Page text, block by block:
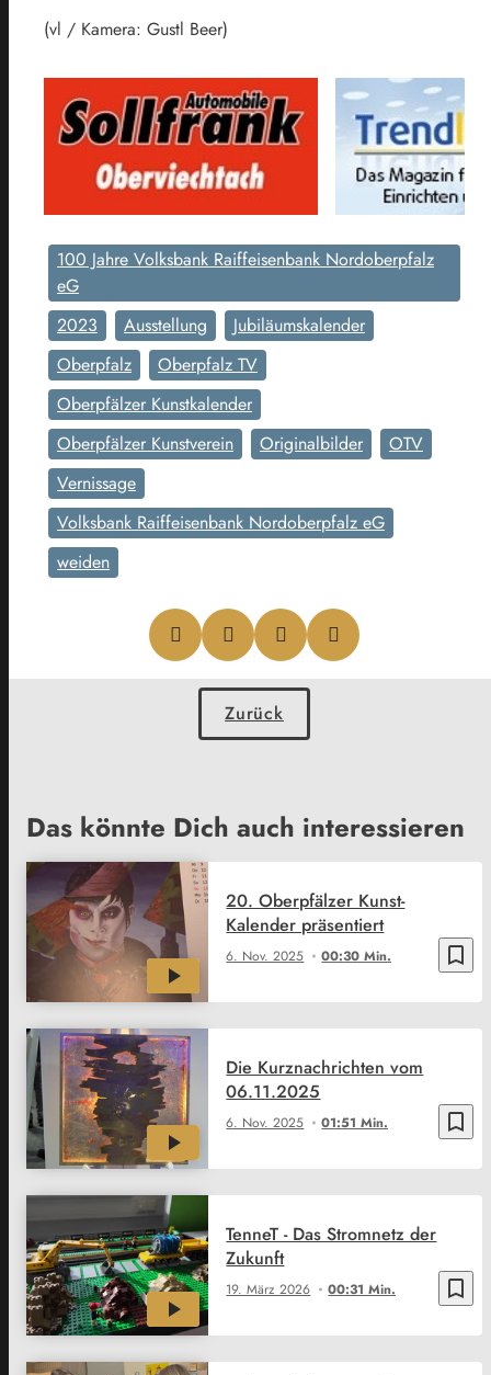
(vl / Kamera: Gustl Beer)
100 Jahre Volksbank Raiffeisenbank Nordoberpfalz
eG
2023
Ausstellung
Jubiläumskalender
Oberpfalz
Oberpfalz TV
Oberpfälzer Kunstkalender
Oberpfälzer Kunstverein
Originalbilder
OTV
Vernissage
Volksbank Raiffeisenbank Nordoberpfalz eG
weiden
Zurück
Das könnte Dich auch interessieren
bookmark_border
6. Nov. 2025 00:30 Min.
20. Oberpfälzer Kunst-
Kalender präsentiert
bookmark_border
6. Nov. 2025 01:51 Min.
Die Kurznachrichten vom
06.11.2025
bookmark_border
19. März 2026 00:31 Min.
TenneT - Das Stromnetz der
Zukunft